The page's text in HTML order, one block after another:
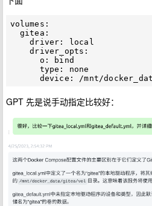
volumes:
    driver: local
    driver_opts:
GPT 先是说手动指定比较好：